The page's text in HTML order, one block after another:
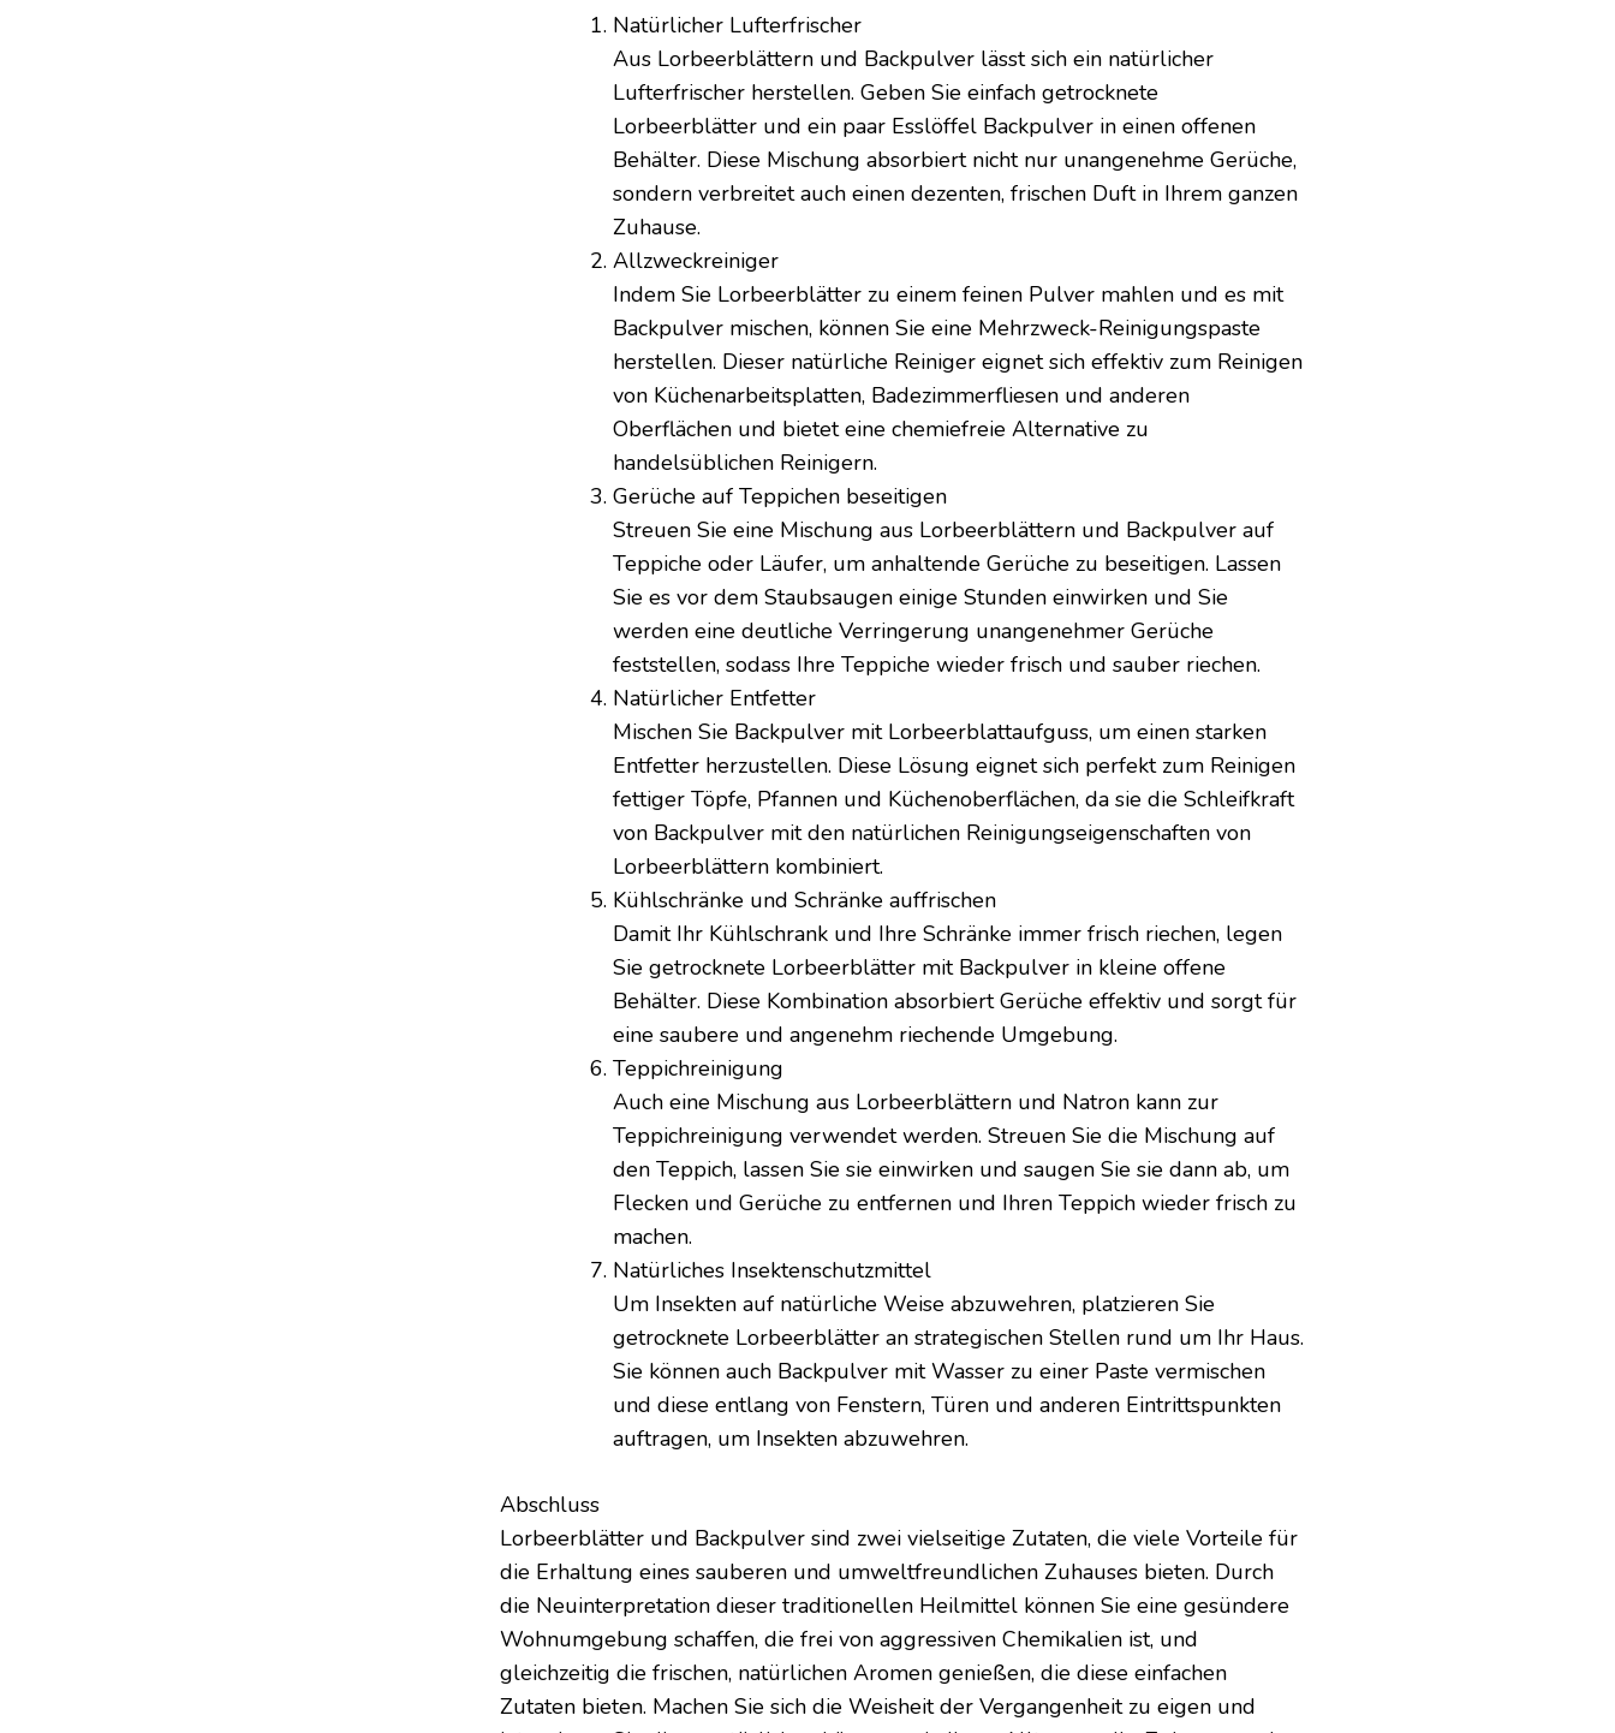
Natürlicher Lufterfrischer
Aus Lorbeerblättern und Backpulver lässt sich ein natürlicher
Lufterfrischer herstellen. Geben Sie einfach getrocknete
Lorbeerblätter und ein paar Esslöffel Backpulver in einen offenen
Behälter. Diese Mischung absorbiert nicht nur unangenehme Gerüche,
sondern verbreitet auch einen dezenten, frischen Duft in Ihrem ganzen
Zuhause.
Allzweckreiniger
Indem Sie Lorbeerblätter zu einem feinen Pulver mahlen und es mit
Backpulver mischen, können Sie eine Mehrzweck-Reinigungspaste
herstellen. Dieser natürliche Reiniger eignet sich effektiv zum Reinigen
von Küchenarbeitsplatten, Badezimmerfliesen und anderen
Oberflächen und bietet eine chemiefreie Alternative zu
handelsüblichen Reinigern.
Gerüche auf Teppichen beseitigen
Streuen Sie eine Mischung aus Lorbeerblättern und Backpulver auf
Teppiche oder Läufer, um anhaltende Gerüche zu beseitigen. Lassen
Sie es vor dem Staubsaugen einige Stunden einwirken und Sie
werden eine deutliche Verringerung unangenehmer Gerüche
feststellen, sodass Ihre Teppiche wieder frisch und sauber riechen.
Natürlicher Entfetter
Mischen Sie Backpulver mit Lorbeerblattaufguss, um einen starken
Entfetter herzustellen. Diese Lösung eignet sich perfekt zum Reinigen
fettiger Töpfe, Pfannen und Küchenoberflächen, da sie die Schleifkraft
von Backpulver mit den natürlichen Reinigungseigenschaften von
Lorbeerblättern kombiniert.
Kühlschränke und Schränke auffrischen
Damit Ihr Kühlschrank und Ihre Schränke immer frisch riechen, legen
Sie getrocknete Lorbeerblätter mit Backpulver in kleine offene
Behälter. Diese Kombination absorbiert Gerüche effektiv und sorgt für
eine saubere und angenehm riechende Umgebung.
Teppichreinigung
Auch eine Mischung aus Lorbeerblättern und Natron kann zur
Teppichreinigung verwendet werden. Streuen Sie die Mischung auf
den Teppich, lassen Sie sie einwirken und saugen Sie sie dann ab, um
Flecken und Gerüche zu entfernen und Ihren Teppich wieder frisch zu
machen.
Natürliches Insektenschutzmittel
Um Insekten auf natürliche Weise abzuwehren, platzieren Sie
getrocknete Lorbeerblätter an strategischen Stellen rund um Ihr Haus.
Sie können auch Backpulver mit Wasser zu einer Paste vermischen
und diese entlang von Fenstern, Türen und anderen Eintrittspunkten
auftragen, um Insekten abzuwehren.
Abschluss
Lorbeerblätter und Backpulver sind zwei vielseitige Zutaten, die viele Vorteile für
die Erhaltung eines sauberen und umweltfreundlichen Zuhauses bieten. Durch
die Neuinterpretation dieser traditionellen Heilmittel können Sie eine gesündere
Wohnumgebung schaffen, die frei von aggressiven Chemikalien ist, und
gleichzeitig die frischen, natürlichen Aromen genießen, die diese einfachen
Zutaten bieten. Machen Sie sich die Weisheit der Vergangenheit zu eigen und